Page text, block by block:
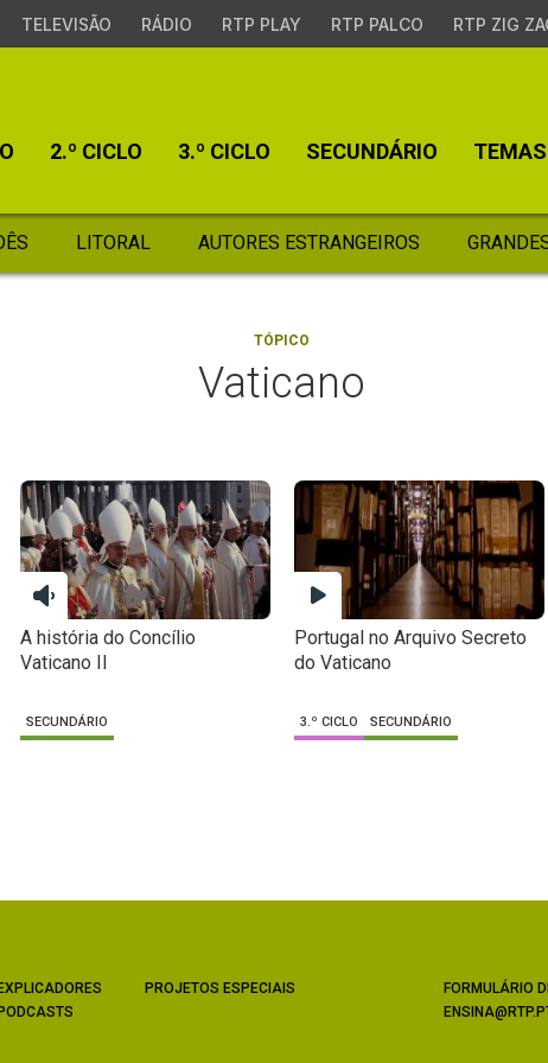
TELEVISÃO RÁDIO RTP PLAY RTP PALCO RTP ZIG
2.º CICLO 3.º CICLO SECUNDÁRIO TEMAS
LITORAL AUTORES ESTRANGEIROS
TÓPICO
Vaticano
A história do Concílio
Vaticano II
SECUNDÁRIO
Portugal no Arquivo Secreto
do Vaticano
3.º CICLO SECUNDÁRIO
EXPLICADORES
PODCASTS
PROJETOS ESPECIAIS
FORMULÁRIO